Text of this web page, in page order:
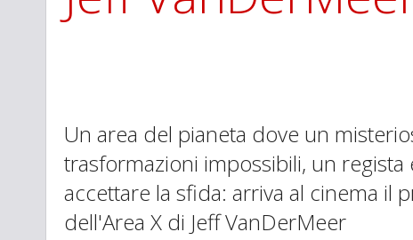
Un area del pianeta dove un
trasformazioni impossibili, un
accettare la sfida: arriva al cinema il
dell'Area X di Jeff VanDerMeer